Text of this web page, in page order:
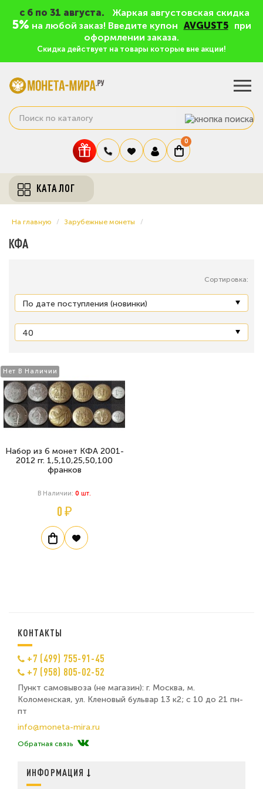
c 6 по 31 августа. Жаркая августовская скидка
5% на любой заказ! Введите купон AVGUST5
при
оформлении заказа.
Скидка действует на товары которые вне акции!
0
КАТАЛОГ
На главную Зарубежные монеты
КФА
Сортировка:
Нет В Наличии
Набор из 6 монет КФА 2001-
2012 гг. 1,5,10,25,50,100
франков
В Наличии: 0 Шт.
0 ₽
КОНТАКТЫ
+7 (499) 755-91-45
+7 (958) 805-02-52
Пункт самовывоза (не магазин): г. Москва, м.
Коломенская, ул. Кленовый бульвар 13 к2; с 10 до 21 пн-
пт
info@moneta-mira.ru
Обратная связь
ИНФОРМАЦИЯ